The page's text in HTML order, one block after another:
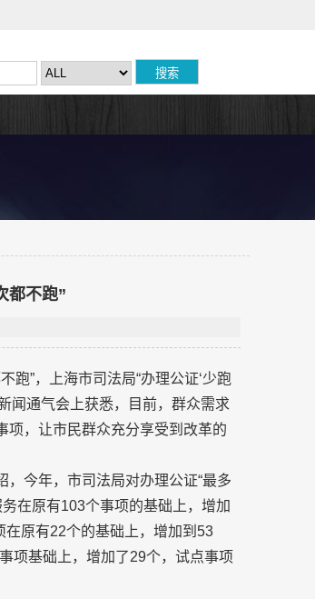
都不跑”
跑”，上海市司法局“办理公证‘少跑
闻通气会上获悉，目前，群众需求
项，让市民群众充分享受到改革的
今年，市司法局对办理公证“最多
在原有103个事项的基础上，增加
原有22个的基础上，增加到53
项基础上，增加了29个，试点事项